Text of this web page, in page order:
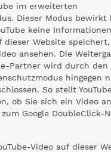
im erweiterten
Dieser Modus bewirkt
keine
dieser Website
ansehen. Die
Partner wird durch den
hingegen
So stellt
ob Sie sich ein Video
Google DoubleClick-
Video auf dieser